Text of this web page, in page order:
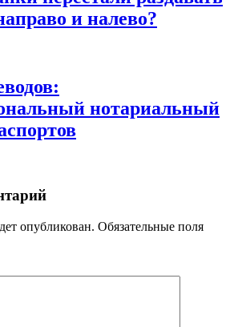
и налево?
нотариальный
опубликован. Обязательные поля